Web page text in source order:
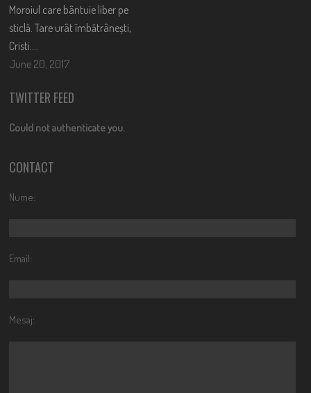
Moroiul care bântuie liber pe
sticlă. Tare urât îmbătrânești,
Cristi….
June 20, 2017
TWITTER FEED
Could not authenticate you.
CONTACT
Nume:
Email:
Mesaj: